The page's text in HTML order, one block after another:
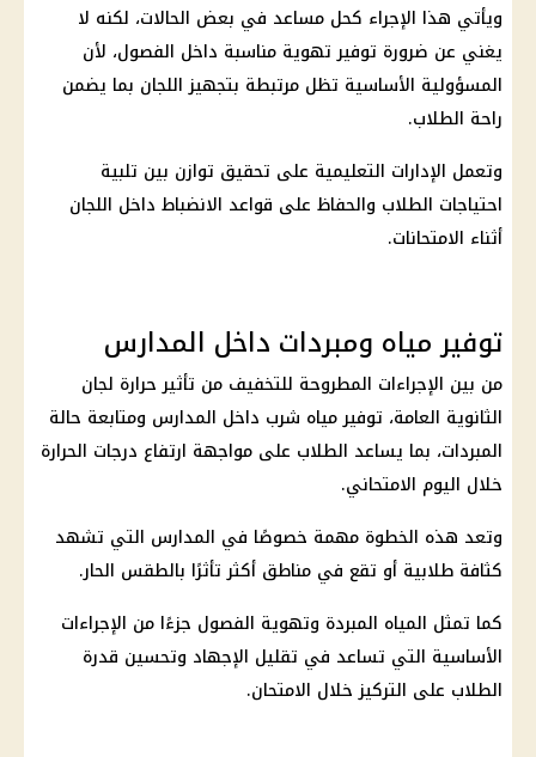
ويأتي هذا الإجراء كحل مساعد في بعض الحالات، لكنه لا
يغني عن ضرورة توفير تهوية مناسبة داخل الفصول، لأن
المسؤولية الأساسية تظل مرتبطة بتجهيز اللجان بما يضمن
راحة الطلاب.
وتعمل الإدارات التعليمية على تحقيق توازن بين تلبية
احتياجات الطلاب والحفاظ على قواعد الانضباط داخل اللجان
أثناء الامتحانات.
توفير مياه ومبردات داخل المدارس
من بين الإجراءات المطروحة للتخفيف من تأثير حرارة لجان
الثانوية العامة، توفير مياه شرب داخل المدارس ومتابعة حالة
المبردات، بما يساعد الطلاب على مواجهة ارتفاع درجات الحرارة
خلال اليوم الامتحاني.
وتعد هذه الخطوة مهمة خصوصًا في المدارس التي تشهد
كثافة طلابية أو تقع في مناطق أكثر تأثرًا بالطقس الحار.
كما تمثل المياه المبردة وتهوية الفصول جزءًا من الإجراءات
الأساسية التي تساعد في تقليل الإجهاد وتحسين قدرة
الطلاب على التركيز خلال الامتحان.